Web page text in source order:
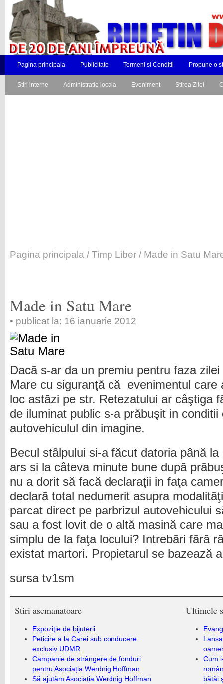
Pagina principala Publicitate Termeni si Conditii Propune o
Stiri interne Administratie locala Eveniment Stirea Zilei
Pagina principala / Timp Liber / Made in Satu
Made in Satu Mare
• publicat la: 16 ianuarie 2012
Dacă s-ar da un premiu pentru faza zilei
Mare cu siguranţă că evenimentul care
loc astăzi pe str. Retezatului ar câştiga
de iluminat public s-a prăbuşit in
autovehiculul din imagine.
Becul stâlpului si-a făcut datoria până
ars si la câteva minute bune după
nu a dorit să facă declaraţii in faţa
declară total nedumerit asupra
parcat direct pe parbrizul autovehicului
sau a fost lovit de o altă masină care
simplu de la faţa locului? Intrebări fără
existat martori. Propietarul se bazează
sursa tv1sm
Stiri asemanatoare
Expoziţie de bijuterii
Peticire a la Carei sub conducere
exclusiv UDMR
Campanie de strângere de fonduri
pentru Asociația Werdnig Hoffman
Să ajutăm Asociația Werdnig Hoffman
Ultimele
Cum
bătăi